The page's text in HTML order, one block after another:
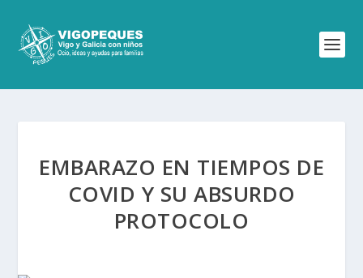
EMBARAZO EN TIEMPOS DE
COVID Y SU ABSURDO
PROTOCOLO